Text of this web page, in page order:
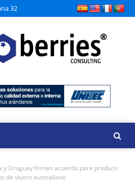
32
y Uruguay firman acuerdo para producir
de vivero australiano